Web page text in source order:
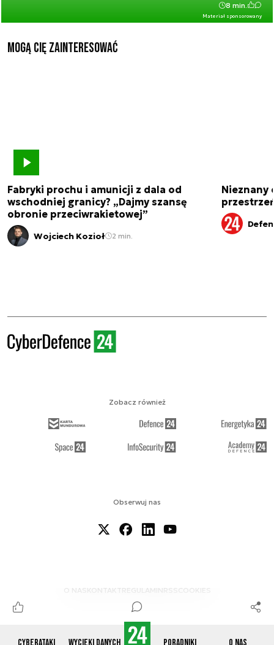
Materiał sponsorowany
8 min.
Mogą Cię zainteresować
Fabryki prochu i amunicji z dala od
wschodniej granicy? „Dajmy szansę
obronie przeciwrakietowej”
Wojciech Kozioł 2 min.
Nieznany
Obserwuj nas
O NAS KONTAKTREGULAMINRSS COOKIES
Zobacz również